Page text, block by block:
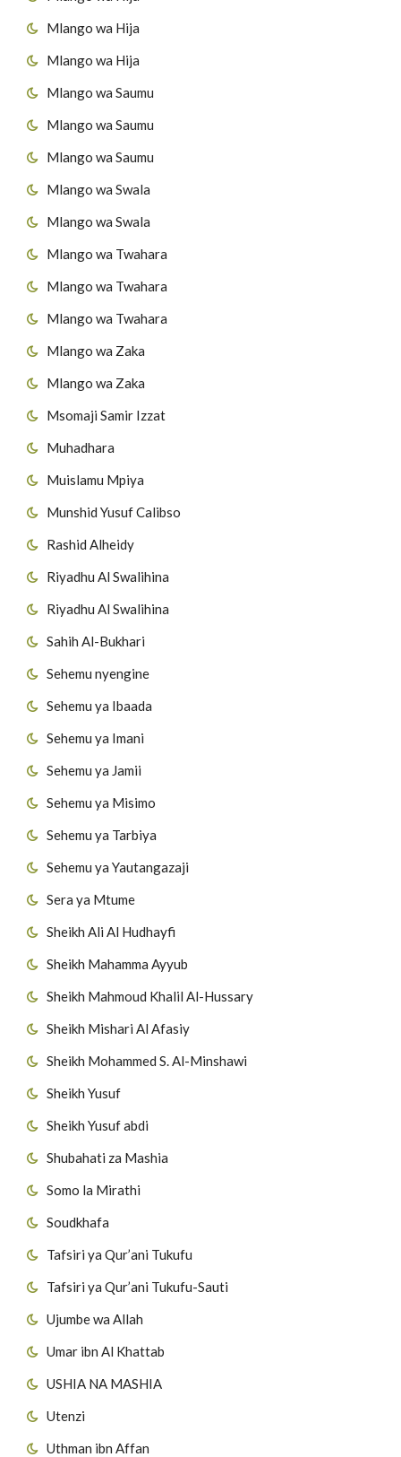
Mlango wa Hija
Mlango wa Hija
Mlango wa Saumu
Mlango wa Saumu
Mlango wa Saumu
Mlango wa Swala
Mlango wa Swala
Mlango wa Twahara
Mlango wa Twahara
Mlango wa Twahara
Mlango wa Zaka
Mlango wa Zaka
Msomaji Samir Izzat
Muhadhara
Muislamu Mpiya
Munshid Yusuf Calibso
Rashid Alheidy
Riyadhu Al Swalihina
Riyadhu Al Swalihina
Sahih Al-Bukhari
Sehemu nyengine
Sehemu ya Ibaada
Sehemu ya Imani
Sehemu ya Jamii
Sehemu ya Misimo
Sehemu ya Tarbiya
Sehemu ya Yautangazaji
Sera ya Mtume
Sheikh Ali Al Hudhayfi
Sheikh Mahamma Ayyub
Sheikh Mahmoud Khalil Al-Hussary
Sheikh Mishari Al Afasiy
Sheikh Mohammed S. Al-Minshawi
Sheikh Yusuf
Sheikh Yusuf abdi
Shubahati za Mashia
Somo la Mirathi
Soudkhafa
Tafsiri ya Qur’ani Tukufu
Tafsiri ya Qur’ani Tukufu-Sauti
Ujumbe wa Allah
Umar ibn Al Khattab
USHIA NA MASHIA
Utenzi
Uthman ibn Affan